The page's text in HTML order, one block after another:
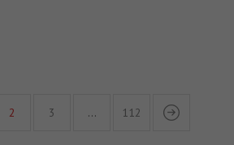
2 3 … 112